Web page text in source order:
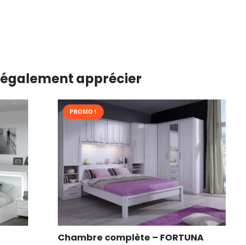
apprécier
PROMO !
Chambre complète – FORTUNA